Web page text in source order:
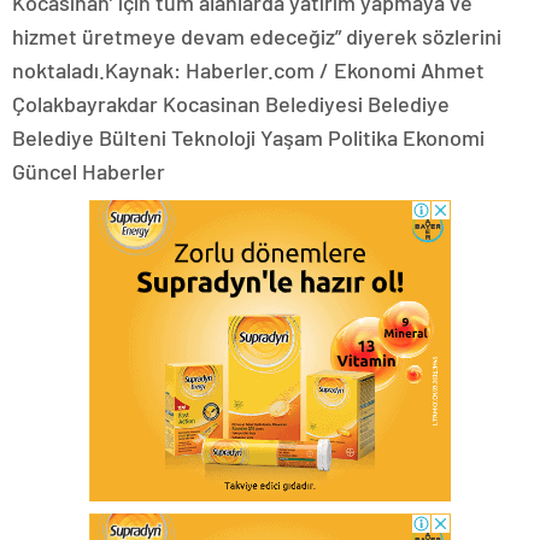
hizmet üretmeye devam edeceğiz” diyerek sözlerini
noktaladı.Kaynak: Haberler.com / Ekonomi Ahmet
Çolakbayrakdar Kocasinan Belediyesi Belediye
Belediye Bülteni Teknoloji Yaşam Politika Ekonomi
Güncel Haberler